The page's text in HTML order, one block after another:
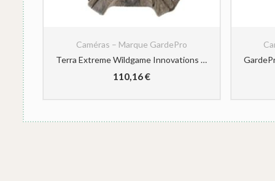
Caméras – Marque GardePro
Terra Extreme Wildgame Innovations Caméra de Chasse 14 MP
110,16€